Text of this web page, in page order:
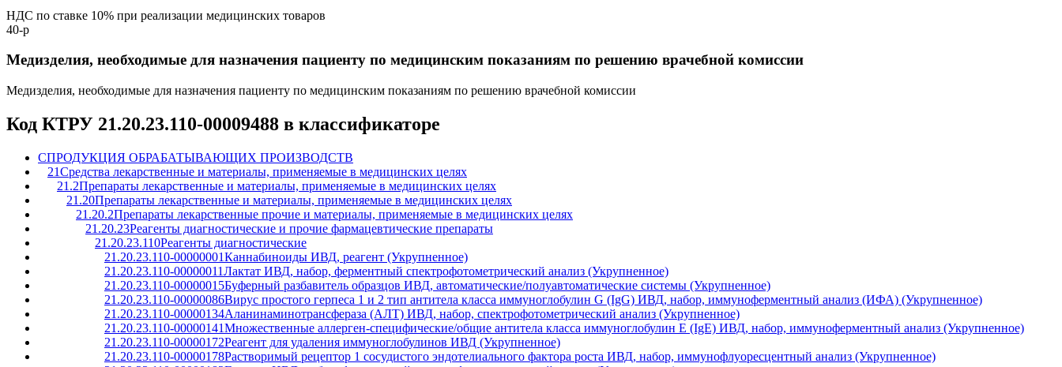
НДС по ставке 10% при реализации медицинских товаров
40-р
Медизделия, необходимые для назначения пациенту по медицинским показаниям по решению врачебной комиссии
Медизделия, необходимые для назначения пациенту по медицинским показаниям по решению врачебной комиссии
Код КТРУ 21.20.23.110-00009488 в классификаторе
CПРОДУКЦИЯ ОБРАБАТЫВАЮЩИХ ПРОИЗВОДСТВ
21Средства лекарственные и материалы, применяемые в медицинских целях
21.2Препараты лекарственные и материалы, применяемые в медицинских целях
21.20Препараты лекарственные и материалы, применяемые в медицинских целях
21.20.2Препараты лекарственные прочие и материалы, применяемые в медицинских целях
21.20.23Реагенты диагностические и прочие фармацевтические препараты
21.20.23.110Реагенты диагностические
21.20.23.110-00000001Каннабиноиды ИВД, реагент (Укрупненное)
21.20.23.110-00000011Лактат ИВД, набор, ферментный спектрофотометрический анализ (Укрупненное)
21.20.23.110-00000015Буферный разбавитель образцов ИВД, автоматические/полуавтоматические системы (Укрупненное)
21.20.23.110-00000086Вирус простого герпеса 1 и 2 тип антитела класса иммуноглобулин G (IgG) ИВД, набор, иммуноферментный анализ (ИФА) (Укрупненное)
21.20.23.110-00000134Аланинаминотрансфераза (АЛТ) ИВД, набор, спектрофотометрический анализ (Укрупненное)
21.20.23.110-00000141Множественные аллерген-специфические/общие антитела класса иммуноглобулин Е (IgE) ИВД, набор, иммуноферментный анализ (Укрупненное)
21.20.23.110-00000172Реагент для удаления иммуноглобулинов ИВД (Укрупненное)
21.20.23.110-00000178Растворимый рецептор 1 сосудистого эндотелиального фактора роста ИВД, набор, иммунофлуоресцентный анализ (Укрупненное)